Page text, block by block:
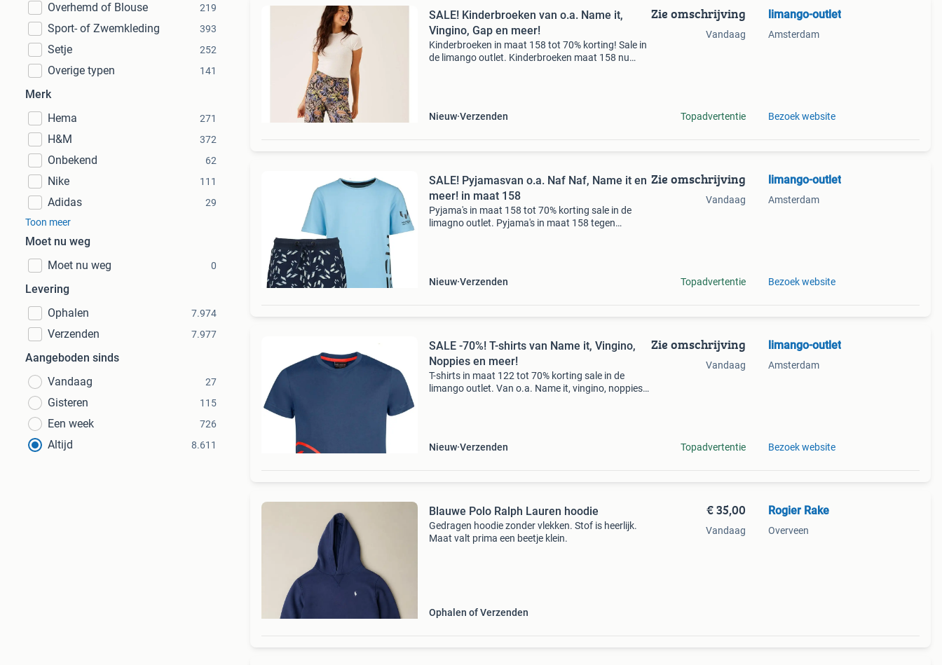
Overhemd of Blouse 219
Sport- of Zwemkleding 393
Setje 252
Overige typen 141
Merk
Hema
271
H&M 372
Onbekend 62
Nike 111
Adidas
29
Toon meer
Moet nu weg
Moet nu weg
0
Levering
Ophalen
7.974
Verzenden 7.977
Aangeboden sinds
Vandaag
27
Gisteren 115
Een week 726
Altijd 8.611
SALE! Kinderbroeken van o.a. Name it,
Vingino, Gap en meer!
Kinderbroeken in maat 158 tot 70% korting! Sale in
de limango outlet. Kinderbroeken maat 158 nu
Nieuw Verzenden
Zie omschrijving
Vandaag
Topadvertentie
limango-outlet
Amsterdam
Bezoek website
SALE! Pyjamasvan o.a. Naf Naf, Name it en
meer! in maat 158
Pyjama's in maat 158 tot 70% korting sale in de
limagno outlet. Pyjama's in maat 158 tegen
Nieuw Verzenden
Zie omschrijving
Vandaag
Topadvertentie
limango-outlet
Amsterdam
Bezoek website
SALE -70%! T-shirts van Name it, Vingino,
Noppies en meer!
T-shirts in maat 122 tot 70% korting sale in de
limango outlet. Van o.a. Name it, vingino, noppies
Nieuw Verzenden
Zie omschrijving
Vandaag
Topadvertentie
limango-outlet
Amsterdam
Bezoek website
Blauwe Polo Ralph Lauren hoodie
Gedragen hoodie zonder vlekken. Stof is heerlijk.
Maat valt prima een beetje klein.
Ophalen of Verzenden
€ 35,00
Vandaag
Rogier Rake
Overveen